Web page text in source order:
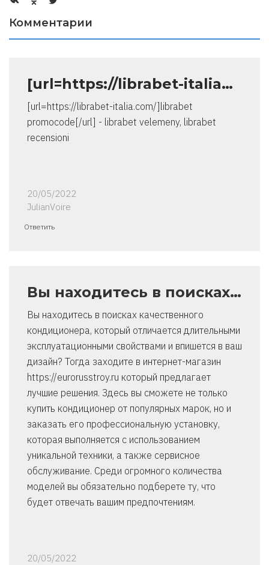
Комментарии
[url=https://librabet-italia…
[url=https://librabet-italia.com/]librabet
promocode[/url] - librabet velemeny, librabet
recensioni
20/05/2022
JulianVoire
Ответить
Вы находитесь в поисках…
Вы находитесь в поисках качественного
кондиционера, который отличается длительными
эксплуатационными свойствами и впишется в ваш
дизайн? Тогда заходите в интернет-магазин
https://eurorusstroy.ru который предлагает
лучшие решения. Здесь вы сможете не только
купить кондиционер от популярных марок, но и
заказать его профессиональную установку,
которая выполняется с использованием
уникальной техники, а также сервисное
обслуживание. Среди огромного количества
моделей вы обязательно подберете ту, что
будет отвечать вашим предпочтениям.
20/05/2022